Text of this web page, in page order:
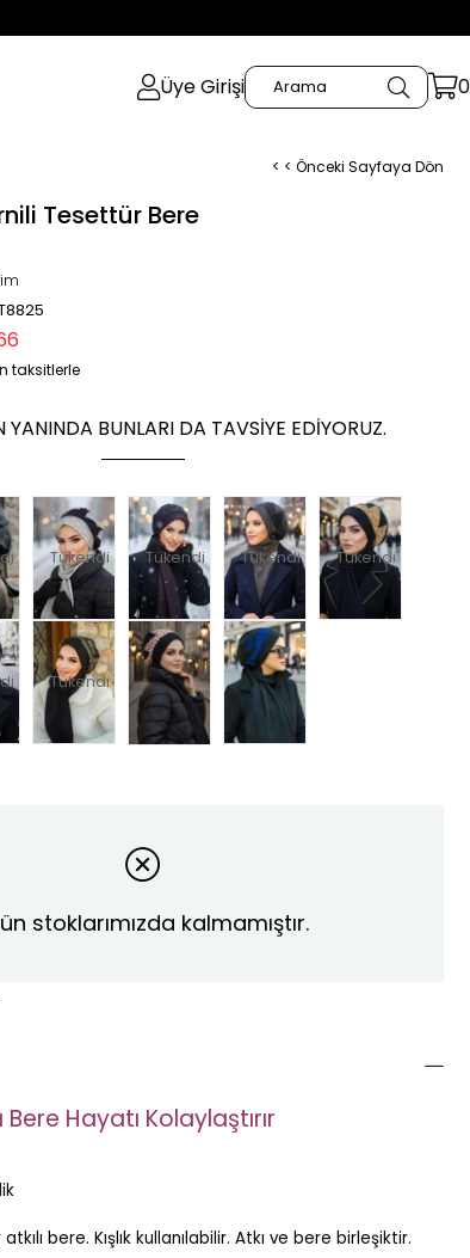
Üye Girişi 0
< < Önceki Sayfaya Dön
Tesettür Bere
taksitlerle
YANINDA BUNLARI DA TAVSIYE EDIYORUZ.
Tükendi Tükendi Tükendi Tükendi
Tükendi
stoklarımızda kalmamıştır.
Bere Hayatı Kolaylaştırır
atkılı bere. Kışlık kullanılabilir. Atkı ve bere birleşiktir.